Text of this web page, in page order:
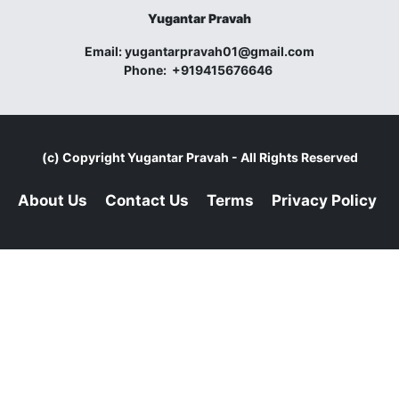
Yugantar Pravah
Email:yugantarpravah01@gmail.com
Phone: +919415676646
(c) CopyrightYugantar Pravah - All Rights Reserved
About Us Contact Us Terms Privacy Policy